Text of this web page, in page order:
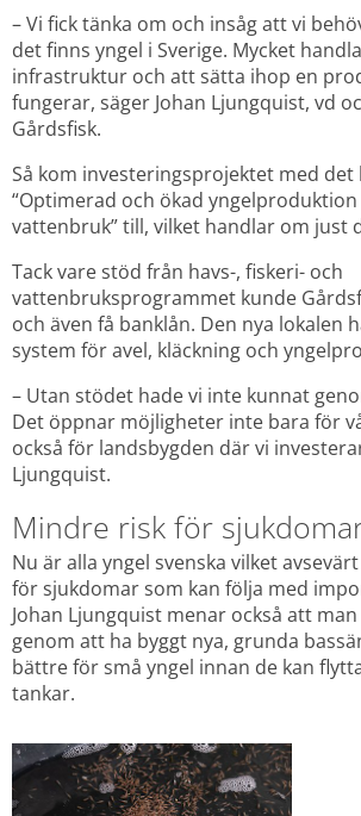
– Vi fick tänka om och insåg att vi
det finns yngel i Sverige. Mycket
infrastruktur och att sätta ihop en
fungerar, säger Johan Ljungquist, vd
Gårdsfisk.
Så kom investeringsprojektet med det
“Optimerad och ökad
vattenbruk” till, vilket handlar om just
Tack vare stöd från havs-, fiskeri- och
vattenbruksprogrammet kunde
och även få banklån. Den nya lokalen
system för avel, kläckning och
– Utan stödet hade vi inte kunnat
Det öppnar möjligheter inte bara för
också för landsbygden där vi
Ljungquist.
Mindre risk för
Nu är alla yngel svenska vilket
för sjukdomar som kan följa med
Johan Ljungquist menar också att
genom att ha byggt nya, grunda
bättre för små yngel innan de kan
tankar.